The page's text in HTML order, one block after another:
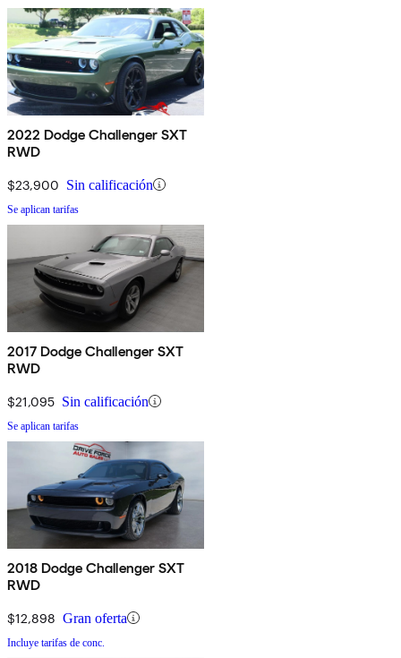
2022 Dodge Challenger SXT
RWD
$23,900 Sin calificación
Se aplican tarifas
2017 Dodge Challenger SXT
RWD
$21,095 Sin calificación
Se aplican tarifas
2018 Dodge Challenger SXT
RWD
$12,898 Gran oferta
Incluye tarifas de conc.